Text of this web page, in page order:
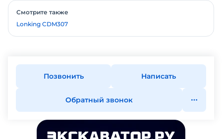
Смотрите также
Lonking CDM307
Позвонить Написать
Обратный звонок